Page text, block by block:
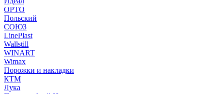
ОРТО
Польский
СОЮЗ
LinePlast
Wallstill
WINART
Wimax
Порожки и накладки
КТМ
Лука